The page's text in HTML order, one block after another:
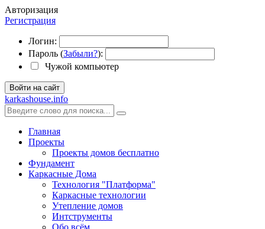
Авторизация
Регистрация
Логин:
Пароль (Забыли?):
Чужой компьютер
Войти на сайт
karkashouse.info
Главная
Проекты
Проекты домов бесплатно
Фундамент
Каркасные Дома
Технология "Платформа"
Каркасные технологии
Утепление домов
Интструменты
Обо всём